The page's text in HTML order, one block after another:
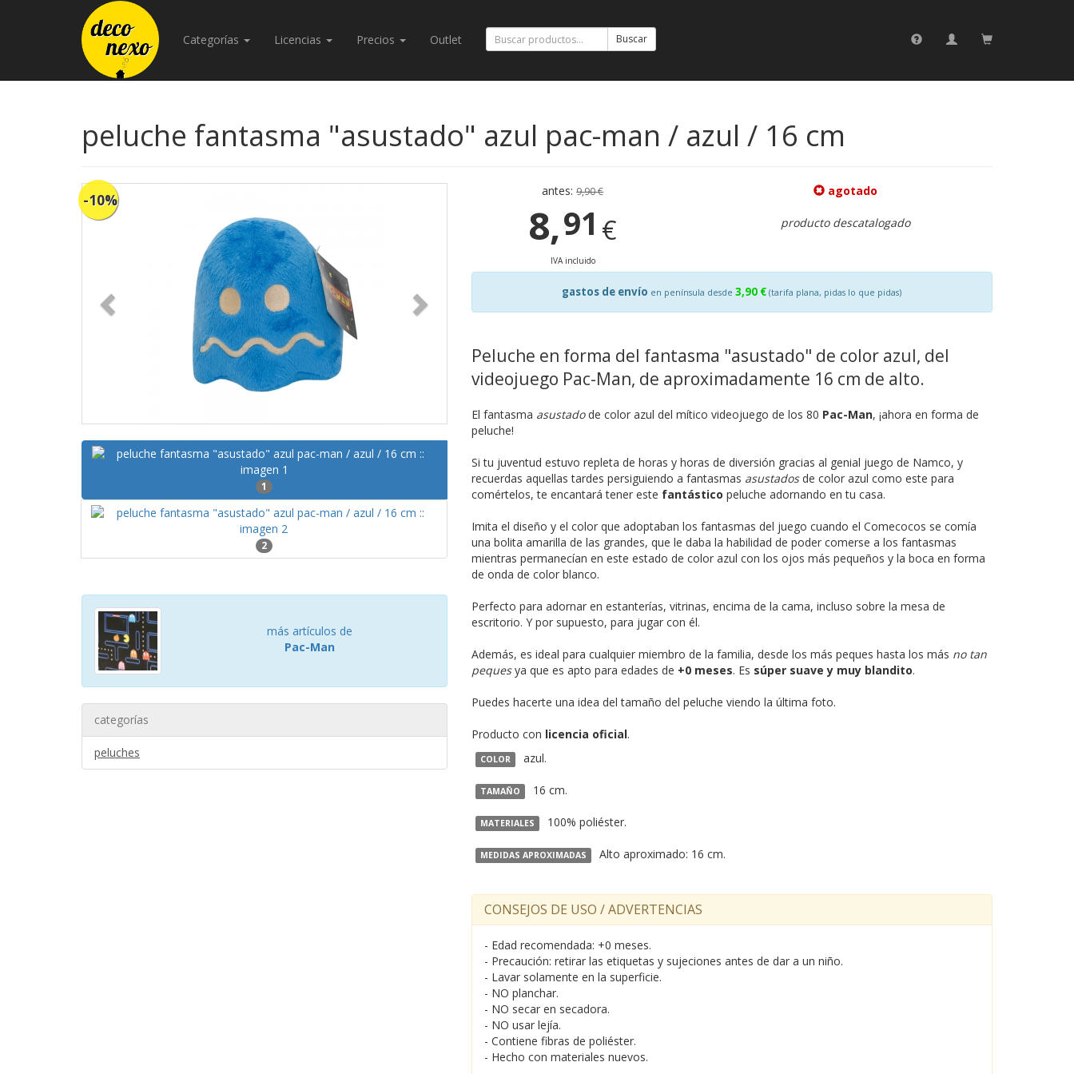
Categorías Licencias Precios Outlet Buscar
peluche fantasma "asustado" azul pac-man / azul / 16 cm
-10%
1
2
más artículos de
Pac-Man
categorías
peluches
antes:9,90 €
8,91 €
IVA incluido
agotado
producto descatalogado
gastos de envío en península desde 3,90 € (tarifa plana, pidas lo que pidas)
Peluche en forma del fantasma "asustado" de color azul, del
videojuego Pac-Man, de aproximadamente 16 cm de alto.
El fantasma asustadode color azul del mítico videojuego de los 80 Pac-Man, ¡ahora en forma de
peluche!
Si tu juventud estuvo repleta de horas y horas de diversión gracias al genial juego de Namco, y
recuerdas aquellas tardes persiguiendo a fantasmas asustadosde color azul como este para
comértelos, te encantará tener este fantástico peluche adornando en tu casa.
Imita el diseño y el color que adoptaban los fantasmas del juego cuando el Comecocos se comía
una bolita amarilla de las grandes, que le daba la habilidad de poder comerse a los fantasmas
mientras permanecían en este estado de color azul con los ojos más pequeños y la boca en forma
de onda de color blanco.
Perfecto para adornar en estanterías, vitrinas, encima de la cama, incluso sobre la mesa de
escritorio. Y por supuesto, para jugar con él.
Además, es ideal para cualquier miembro de la familia, desde los más peques hasta los más no tan
pequesya que es apto para edades de +0 meses. Es súper suave y muy blandito.
Puedes hacerte una idea del tamaño del peluche viendo la última foto.
Producto con licencia oficial.
COLOR azul.
TAMAÑO 16 cm.
MATERIALES 100% poliéster.
MEDIDAS APROXIMADAS Alto aproximado: 16 cm.
CONSEJOS DE USO / ADVERTENCIAS
- Edad recomendada: +0 meses.
- Precaución: retirar las etiquetas y sujeciones antes de dar a un niño.
- Lavar solamente en la superficie.
- NO planchar.
- NO secar en secadora.
- NO usar lejía.
- Contiene fibras de poliéster.
- Hecho con materiales nuevos.